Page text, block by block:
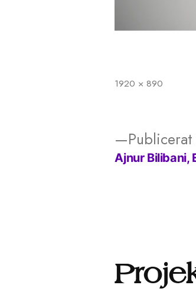
Full
1920 × 890
Ajnur Bilibani,